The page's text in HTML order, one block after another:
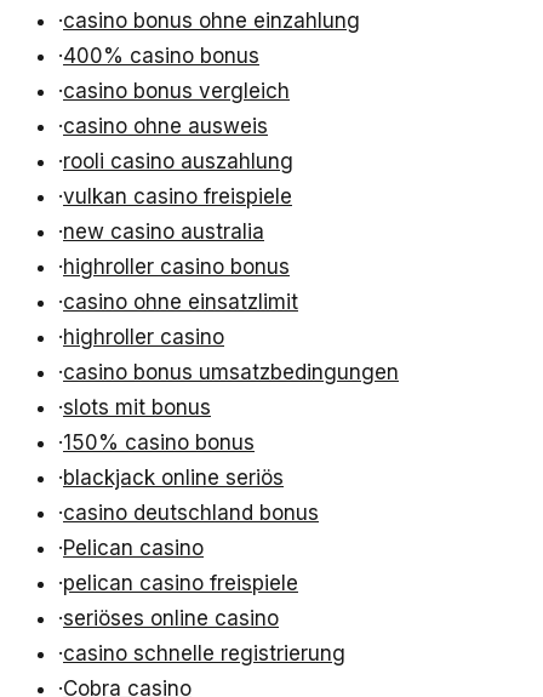
·casino bonus ohne einzahlung
·400% casino bonus
·casino bonus vergleich
·casino ohne ausweis
·rooli casino auszahlung
·vulkan casino freispiele
·new casino australia
·highroller casino bonus
·casino ohne einsatzlimit
·highroller casino
·casino bonus umsatzbedingungen
·slots mit bonus
·150% casino bonus
·blackjack online seriös
·casino deutschland bonus
·Pelican casino
·pelican casino freispiele
·seriöses online casino
·casino schnelle registrierung
·Cobra casino